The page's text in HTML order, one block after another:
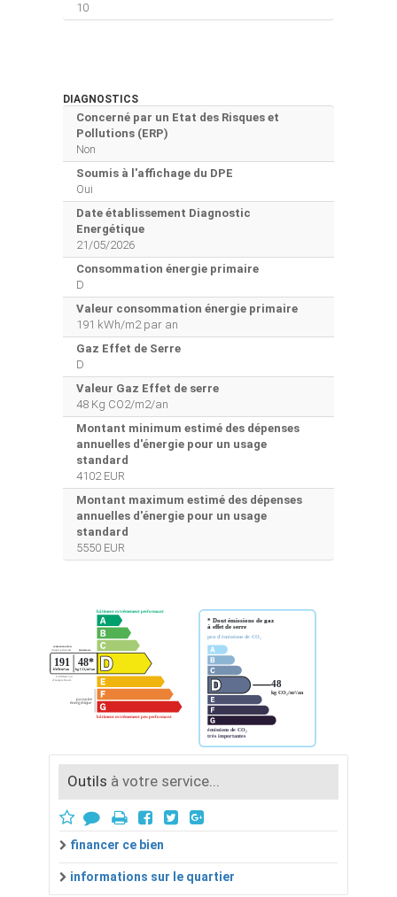
10
DIAGNOSTICS
Concerné par un Etat des Risques et
Pollutions (ERP)
Non
Soumis à l'affichage du DPE
Oui
Date établissement Diagnostic
Energétique
21/05/2026
Consommation énergie primaire
D
Valeur consommation énergie primaire
191 kWh/m2 par an
Gaz Effet de Serre
D
Valeur Gaz Effet de serre
48 Kg CO2/m2/an
Montant minimum estimé des dépenses
annuelles d'énergie pour un usage
standard
4102 EUR
Montant maximum estimé des dépenses
annuelles d'énergie pour un usage
standard
5550 EUR
Outils à votre service...
financer ce bien
informations sur le quartier